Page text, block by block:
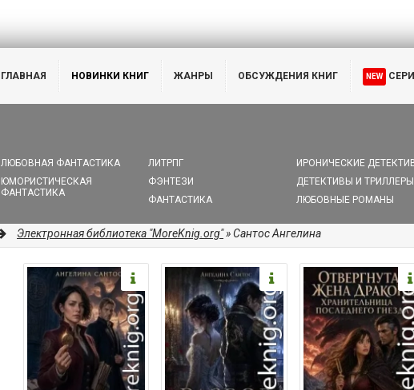
ГЛАВНАЯ НОВИНКИ КНИГ ЖАНРЫ ОБСУЖДЕНИЯ КНИГ NEW
ЛЮБОВНАЯ ФАНТАСТИКА
ЮМОРИСТИЧЕСКАЯ
ФАНТАСТИКА
ЛИТРПГ
ФЭНТЕЗИ
ФАНТАСТИКА
ИРОНИЧЕСКИЕ
ДЕТЕКТИВЫ И ТРИЛЛЕРЫ
ЛЮБОВНЫЕ РОМАНЫ
Электронная библиотека "MoreKnig.org"» Сантос Ангелина